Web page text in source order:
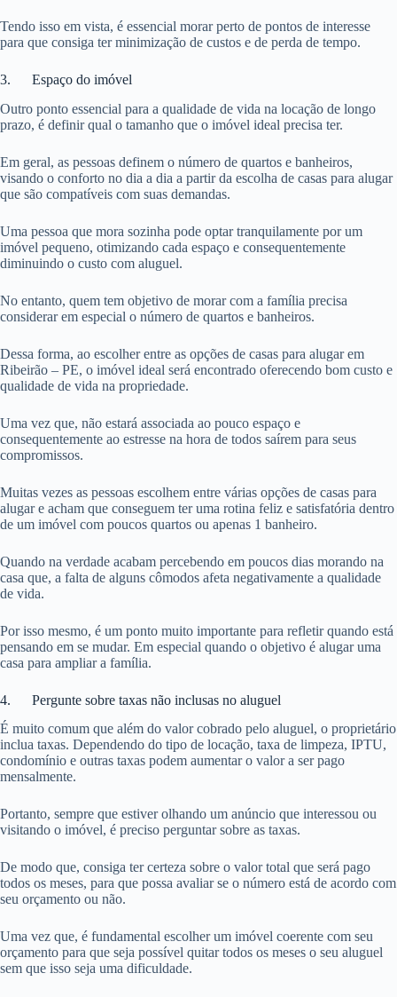
Tendo isso em vista, é essencial morar perto de pontos de interesse
para que consiga ter minimização de custos e de perda de tempo.
3. Espaço do imóvel
Outro ponto essencial para a qualidade de vida na locação de longo
prazo, é definir qual o tamanho que o imóvel ideal precisa ter.
Em geral, as pessoas definem o número de quartos e banheiros,
visando o conforto no dia a dia a partir da escolha de casas para alugar
que são compatíveis com suas demandas.
Uma pessoa que mora sozinha pode optar tranquilamente por um
imóvel pequeno, otimizando cada espaço e consequentemente
diminuindo o custo com aluguel.
No entanto, quem tem objetivo de morar com a família precisa
considerar em especial o número de quartos e banheiros.
Dessa forma, ao escolher entre as opções de casas para alugar em
Ribeirão – PE, o imóvel ideal será encontrado oferecendo bom custo e
qualidade de vida na propriedade.
Uma vez que, não estará associada ao pouco espaço e
consequentemente ao estresse na hora de todos saírem para seus
compromissos.
Muitas vezes as pessoas escolhem entre várias opções de casas para
alugar e acham que conseguem ter uma rotina feliz e satisfatória dentro
de um imóvel com poucos quartos ou apenas 1 banheiro.
Quando na verdade acabam percebendo em poucos dias morando na
casa que, a falta de alguns cômodos afeta negativamente a qualidade
de vida.
Por isso mesmo, é um ponto muito importante para refletir quando está
pensando em se mudar. Em especial quando o objetivo é alugar uma
casa para ampliar a família.
4. Pergunte sobre taxas não inclusas no aluguel
É muito comum que além do valor cobrado pelo aluguel, o proprietário
inclua taxas. Dependendo do tipo de locação, taxa de limpeza, IPTU,
condomínio e outras taxas podem aumentar o valor a ser pago
mensalmente.
Portanto, sempre que estiver olhando um anúncio que interessou ou
visitando o imóvel, é preciso perguntar sobre as taxas.
De modo que, consiga ter certeza sobre o valor total que será pago
todos os meses, para que possa avaliar se o número está de acordo com
seu orçamento ou não.
Uma vez que, é fundamental escolher um imóvel coerente com seu
orçamento para que seja possível quitar todos os meses o seu aluguel
sem que isso seja uma dificuldade.